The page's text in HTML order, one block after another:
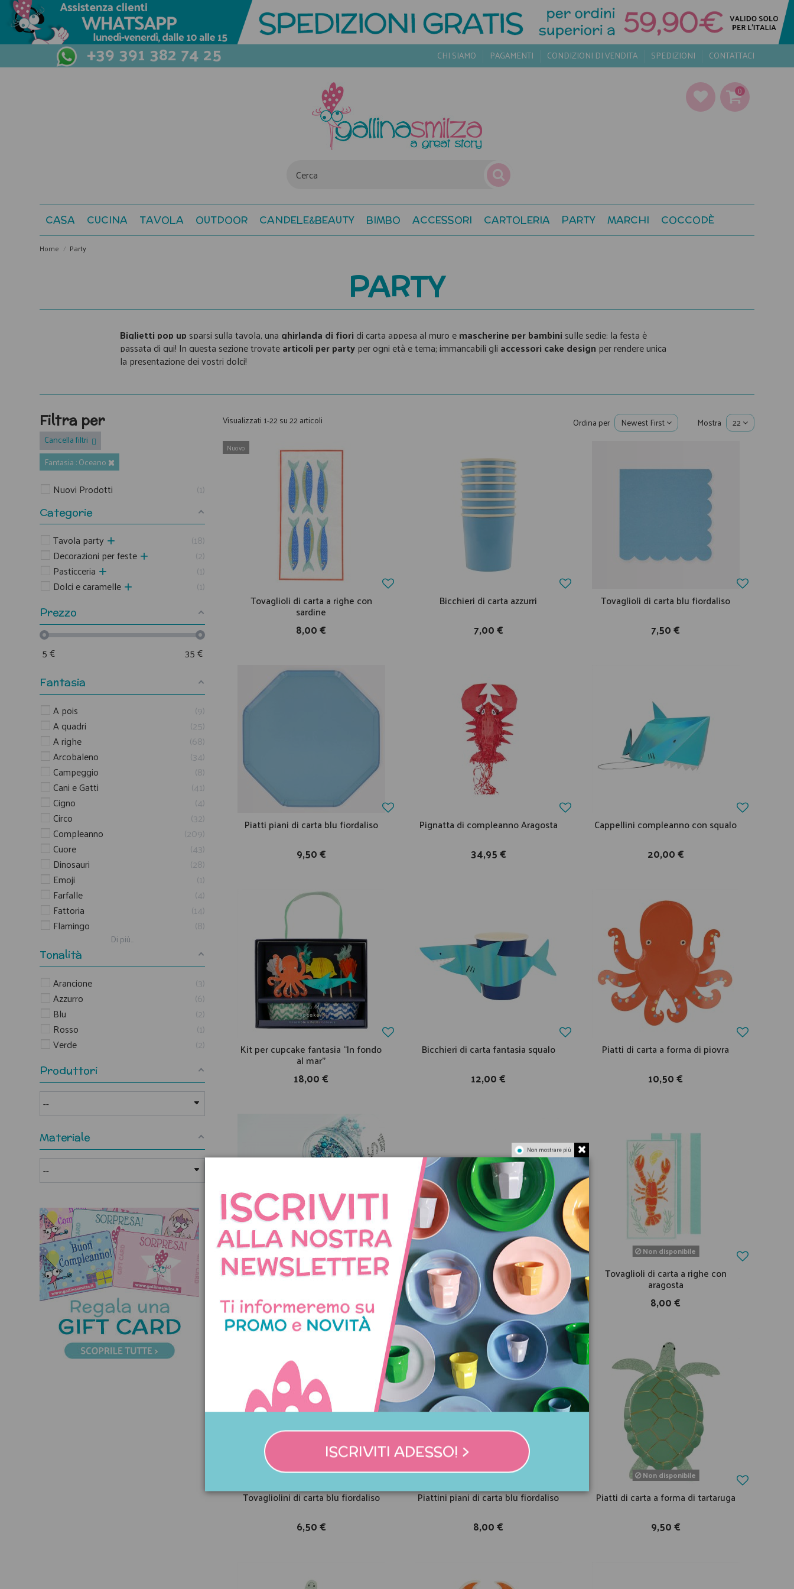
+39 391 382 74 25 CHI SIAMO PAGAMENTI CONDIZIONI DI VENDITA SPEDIZIONI CONTATTACI
0
CASA CUCINA TAVOLA OUTDOOR CANDELE&BEAUTY BIMBO ACCESSORI CARTOLERIA PARTY MARCHI COCCODÈ
Home Party
PARTY
Biglietti pop up sparsi sulla tavola, una ghirlanda di fiori di carta appesa al muro emascherine per bambini sulle sedie: la festa è
passata di qui! In questa sezione trovatearticoli per partyper ogni età e tema; immancabili gli accessori cake design per rendere unica
la presentazione dei vostri dolci!
Visualizzati 1-22 su 22 articoli Ordina per Newest First Mostra 22
Nuovo
Tovaglioli di carta a righe con
sardine
8,00 €
Bicchieri di carta azzurri
7,00 €
Tovaglioli di carta blu fiordaliso
7,50 €
Piatti piani di carta blu fiordaliso
9,50 €
Pignatta di compleanno Aragosta
34,95 €
Cappellini compleanno con squalo
20,00 €
Kit per cupcake fantasia “In fondo
al mar”
18,00 €
Bicchieri di carta fantasia squalo
12,00 €
Piatti di carta a forma di piovra
10,50 €
Zuccherini Under The Sea
10,95 €
Vassoi di carta a forma di squalo
12,00 €
Non disponibile
Tovaglioli di carta a righe con
aragosta
8,00 €
Non disponibile
Tovagliolini di carta blu fiordaliso
6,50 €
Non disponibile
Piattini piani di carta blu fiordaliso
8,00 €
Non disponibile
Piatti di carta a forma di tartaruga
9,50 €
Filtra per
Cancella filtri
Fantasia : Oceano
Nuovi Prodotti 1
Categorie
Tavola party
18
Decorazioni per feste
2
Pasticceria
1
Dolci e caramelle
1
Prezzo
5€ 35€
Fantasia
A pois
9
A quadri
25
A righe
68
Arcobaleno
34
Campeggio
8
Cani e Gatti
41
Cigno
4
Circo
32
Compleanno
209
Cuore
43
Dinosauri
28
Emoji
1
Farfalle
4
Fattoria
14
Flamingo
8
Di più...
Tonalità
Arancione
3
Azzurro
6
Blu
2
Rosso
1
Verde
2
Produttori
Materiale
Non mostrare più
ISCRIVITI ADESSO! >